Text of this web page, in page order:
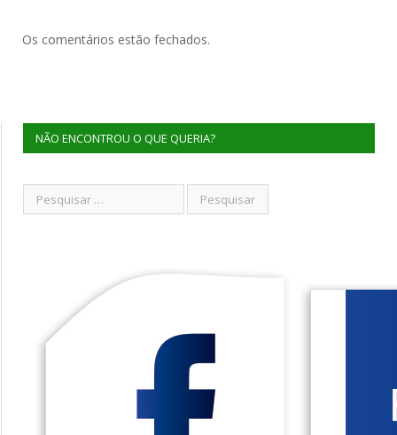
Os comentários estão fechados.
NÃO ENCONTROU O QUE QUERIA?